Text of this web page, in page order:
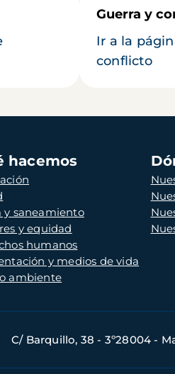
Guerra y
Ir a la
conflicto
hacemos
y saneamiento
y equidad
humanos
y medios de vida
ambiente
C/ Barquillo, 38 - 3º28004 -